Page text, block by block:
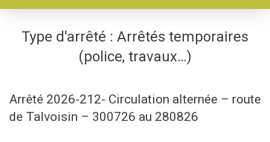
Type d'arrêté : Arrêtés temporaires
(police, travaux…)
Arrêté 2026-212- Circulation alternée – route
de Talvoisin – 300726 au 280826